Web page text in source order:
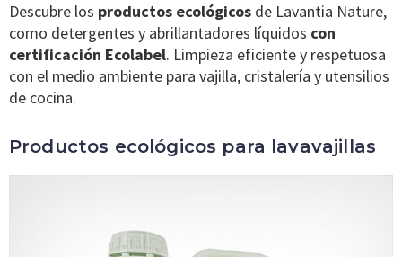
Descubre los productos ecológicos de Lavantia Nature,
como detergentes y abrillantadores líquidos con
certificación Ecolabel. Limpieza eficiente y respetuosa
con el medio ambiente para vajilla, cristalería y utensilios
de cocina.
Productos ecológicos para lavavajillas